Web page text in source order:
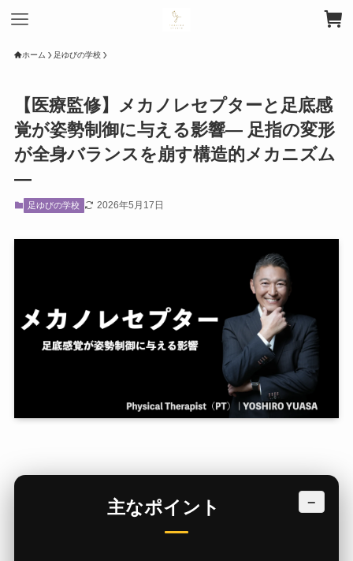
ホーム 足ゆびの学校
【医療監修】メカノレセプターと足底感
覚が姿勢制御に与える影響— 足指の変形
が全身バランスを崩す構造的メカニズム
—
足ゆびの学校 2026年5月17日
主なポイント −